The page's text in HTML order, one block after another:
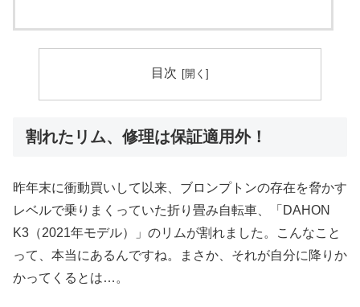
目次
割れたリム、修理は保証適用外！
昨年末に衝動買いして以来、ブロンプトンの存在を脅かす
レベルで乗りまくっていた折り畳み自転車、「DAHON
K3（2021年モデル）」のリムが割れました。こんなこと
って、本当にあるんですね。まさか、それが自分に降りか
かってくるとは…。